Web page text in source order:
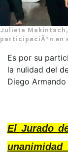
Julieta
participaciÃ³n en
Es por su
la nulidad del
Diego
El Jurado